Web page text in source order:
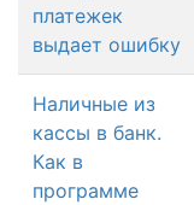
платежек
выдает ошибку
Наличные из
кассы в банк.
Как в
программе